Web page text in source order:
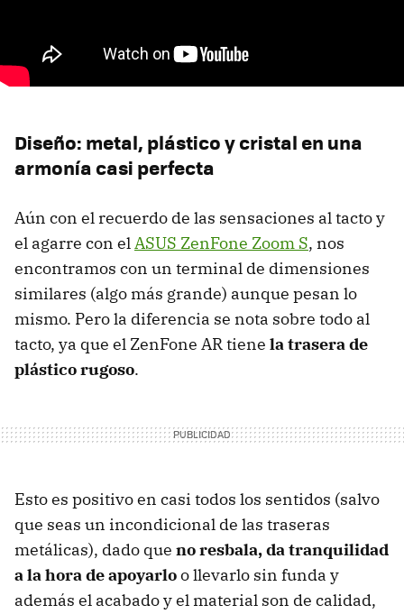
Diseño: metal, plástico y cristal en una
armonía casi perfecta
Aún con el recuerdo de las sensaciones al tacto y
el agarre con elASUS ZenFone Zoom S, nos
encontramos con un terminal de dimensiones
similares (algo más grande) aunque pesan lo
mismo. Pero la diferencia se nota sobre todo al
tacto, ya que el ZenFone AR tiene la trasera de
plástico rugoso.
Esto es positivo en casi todos los sentidos (salvo
que seas un incondicional de las traseras
metálicas), dado que no resbala, da tranquilidad
a la hora de apoyarloo llevarlo sin funda y
además el acabado y el material son de calidad,